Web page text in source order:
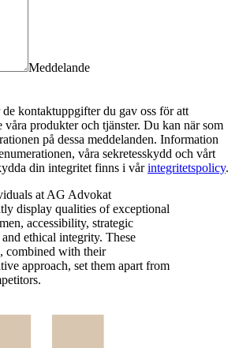
Meddelande
kontaktuppgifter du gav oss för att
våra produkter och tjänster. Du kan när som
på dessa meddelanden. Information
våra sekretesskydd och vårt
din integritet finns i vårintegritetspolicy.
at AG Advokat
display qualities of exceptional
accessibility, strategic
ethical integrity. These
combined with their
approach, set them apart from